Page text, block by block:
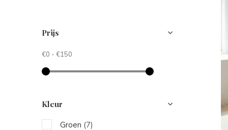
Prijs
€0 - €150
Kleur
Groen (7)